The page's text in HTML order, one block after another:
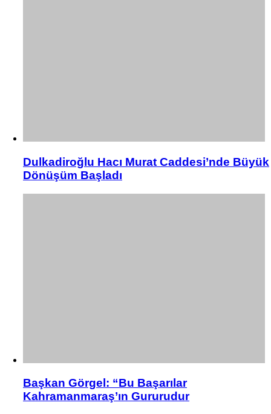
Dulkadiroğlu Hacı Murat Caddesi’nde Büyük
Dönüşüm Başladı
Başkan Görgel: “Bu Başarılar
Kahramanmaraş’ın Gururudur